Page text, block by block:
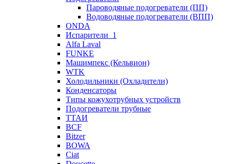
Пароводяные подогреватели (ПП)
Водоводяные подогреватели (ВПП)
ONDA
Испарители_1
Alfa Laval
FUNKE
Машимпекс (Кельвион)
WTK
Холодильники (Охладители)
Конденсаторы
Типы кожухотрубных устройств
Подогреватели трубные
ТТАИ
BCF
Bitzer
BOWA
Ciat